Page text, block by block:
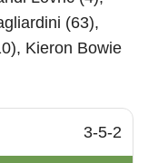
(63),
Kieron Bowie
3-5-2